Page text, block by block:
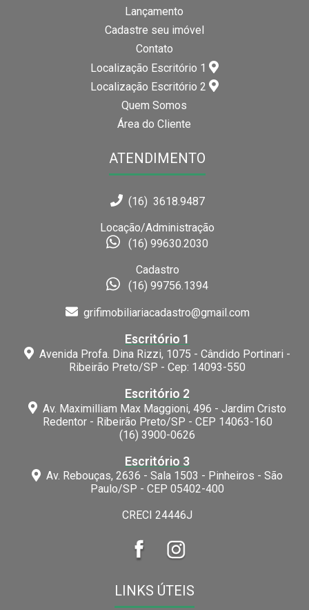
Lançamento
Cadastre seu imóvel
Contato
Localização Escritório 1
Localização Escritório 2
Quem Somos
Área do Cliente
ATENDIMENTO
(16) 3618.9487
Locação/Administração
(16) 99630.2030
Cadastro
(16) 99756.1394
grifimobiliariacadastro@gmail.com
Escritório 1
Avenida Profa. Dina Rizzi, 1075 - Cândido Portinari -
Ribeirão Preto/SP - Cep: 14093-550
Escritório 2
Av. Maximilliam Max Maggioni, 496 - Jardim Cristo
Redentor - Ribeirão Preto/SP - CEP 14063-160
(16) 3900-0626
Escritório 3
Av. Rebouças, 2636 - Sala 1503 - Pinheiros - São
Paulo/SP - CEP 05402-400
CRECI 24446J
LINKS ÚTEIS